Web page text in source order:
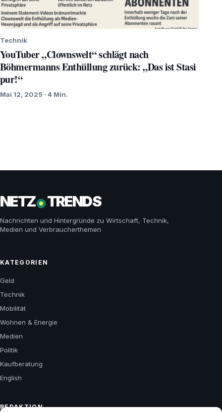
Technik
YouTuber „Clownswelt“ schlägt nach
Böhmermanns Enthüllung zurück: „Das ist Stasi
pur!“
Mai 12, 2025 · 4 Min.
NETZ TRENDS
Nachrichten und Hintergründe zu Wirtschaft, Technik,
Medien und Verbraucherthemen
KATEGORIEN
Geld
Technik
Mobilität
Wohnen & Energie
Medien
Politik
Kaufberatung
English
REDAKTION